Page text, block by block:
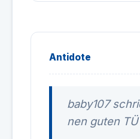
Antidote
baby107
nen guten